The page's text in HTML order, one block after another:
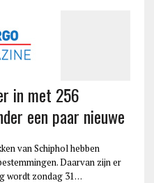
in met 256
een paar nieuwe
van Schiphol hebben
Daarvan zijn er
wordt zondag 31…